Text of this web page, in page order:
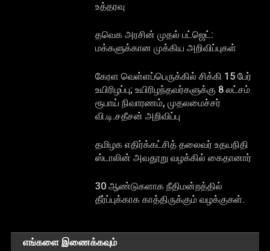
உத்தரவு
தவெக அரசின் முதல் பட்ஜெட்:
மக்களுக்கான முக்கிய அறிவிப்புகள்
கேரள வெள்ளப்பெருக்கில் சிக்கி 15 பேர்
உயிரிழப்பு; உயிரிழந்தவர்களுக்கு 8 லட்சம்
ரூபாய் நிவாரணம், முதலமைச்சர்
வி.டி.சதீசன் அறிவிப்பு
தமிழக எதிர்க்கட்சித் தலைவர் உதயநிதி
ஸ்டாலின் அவதூறு வழக்கில் கைதானார்
30 ஆண்டுகளாக நீதிமன்றத்தில்
தீர்ப்புக்காக காத்திருக்கும் வழக்குகள்.
எங்களை இணைக்கவும்